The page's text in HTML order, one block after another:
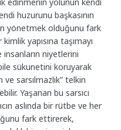
huzurunu başkasının
yönetmek olduğunu fark
yapısına taşımayı
niyetlerini
sükunetini koruyarak
sarsılmazlık” telkin
Yaşanan bu sarsıcı
aslında bir rütbe ve her
fark ettirerek,